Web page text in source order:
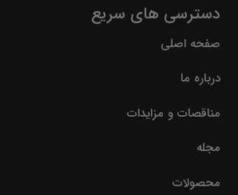
دسترسی های سریع
صفحه اصلی
درباره ما
مناقصات و مزایدات
مجله
محصولات